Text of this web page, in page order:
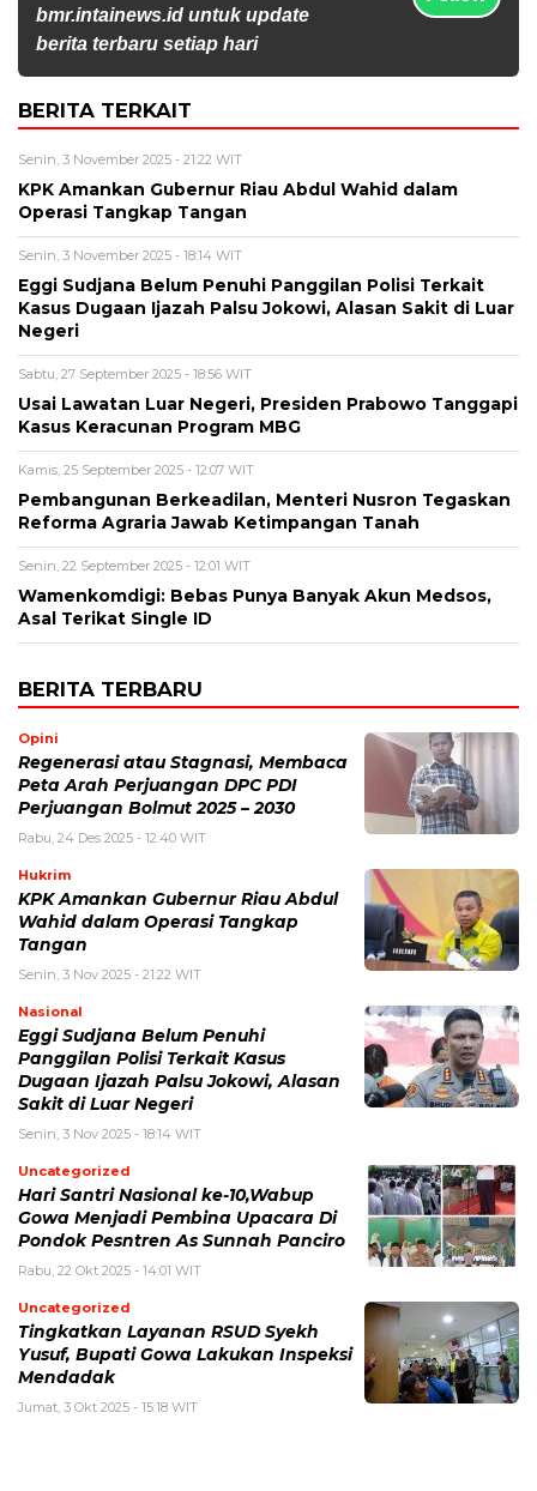
bmr.intainews.id untuk update
berita terbaru setiap hari
BERITA TERKAIT
Senin, 3 November 2025 - 21:22 WIT
KPK Amankan Gubernur Riau Abdul Wahid dalam
Operasi Tangkap Tangan
Senin, 3 November 2025 - 18:14 WIT
Eggi Sudjana Belum Penuhi Panggilan Polisi Terkait
Kasus Dugaan Ijazah Palsu Jokowi, Alasan Sakit di Luar
Negeri
Sabtu, 27 September 2025 - 18:56 WIT
Usai Lawatan Luar Negeri, Presiden Prabowo Tanggapi
Kasus Keracunan Program MBG
Kamis, 25 September 2025 - 12:07 WIT
Pembangunan Berkeadilan, Menteri Nusron Tegaskan
Reforma Agraria Jawab Ketimpangan Tanah
Senin, 22 September 2025 - 12:01 WIT
Wamenkomdigi: Bebas Punya Banyak Akun Medsos,
Asal Terikat Single ID
BERITA TERBARU
Opini
Regenerasi atau Stagnasi, Membaca
Peta Arah Perjuangan DPC PDI
Perjuangan Bolmut 2025 – 2030
Rabu, 24 Des 2025 - 12:40 WIT
Hukrim
KPK Amankan Gubernur Riau Abdul
Wahid dalam Operasi Tangkap
Tangan
Senin, 3 Nov 2025 - 21:22 WIT
Nasional
Eggi Sudjana Belum Penuhi
Panggilan Polisi Terkait Kasus
Dugaan Ijazah Palsu Jokowi, Alasan
Sakit di Luar Negeri
Senin, 3 Nov 2025 - 18:14 WIT
Uncategorized
Hari Santri Nasional ke-10,Wabup
Gowa Menjadi Pembina Upacara Di
Pondok Pesntren As Sunnah Panciro
Rabu, 22 Okt 2025 - 14:01 WIT
Uncategorized
Tingkatkan Layanan RSUD Syekh
Yusuf, Bupati Gowa Lakukan Inspeksi
Mendadak
Jumat, 3 Okt 2025 - 15:18 WIT